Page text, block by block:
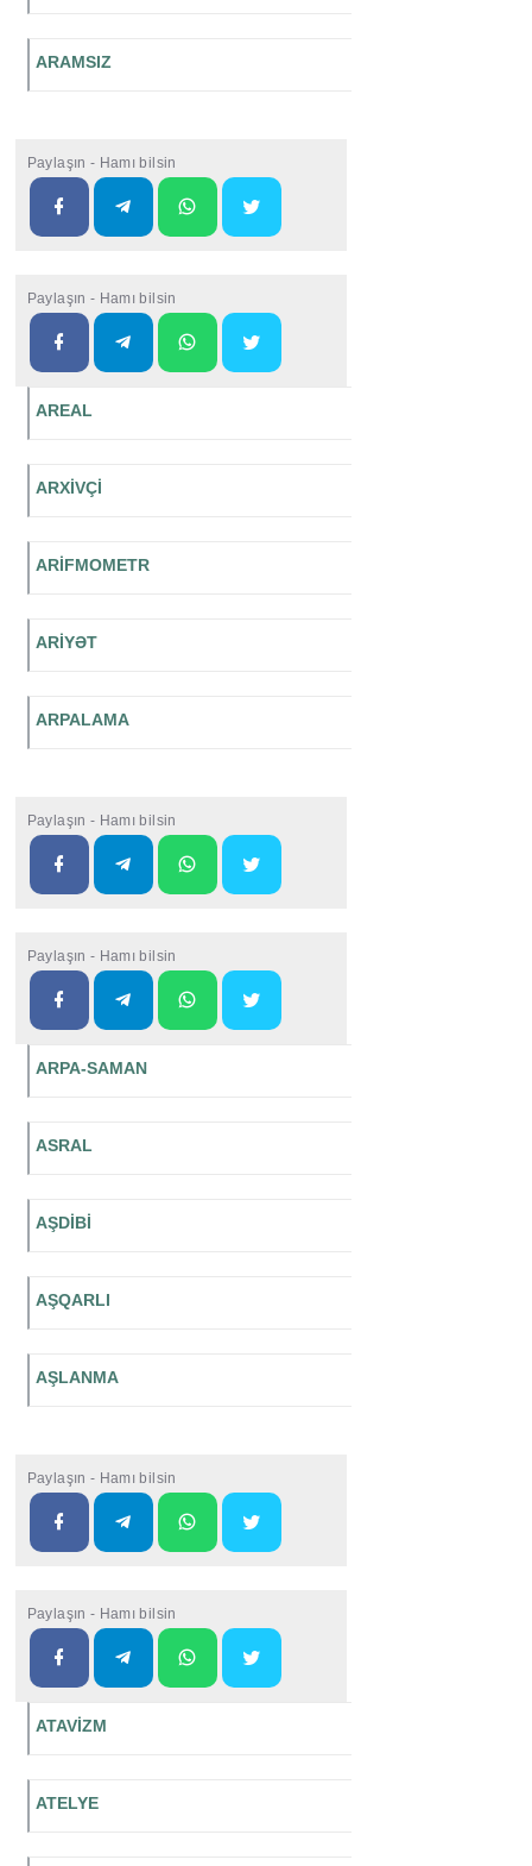
ARAMSIZ
Paylaşın - Hamı bilsin
Paylaşın - Hamı bilsin
AREAL
ARXİVÇİ
ARİFMOMETR
ARİYƏT
ARPALAMA
Paylaşın - Hamı bilsin
Paylaşın - Hamı bilsin
ARPA-SAMAN
ASRAL
AŞDİBİ
AŞQARLI
AŞLANMA
Paylaşın - Hamı bilsin
Paylaşın - Hamı bilsin
ATAVİZM
ATELYE